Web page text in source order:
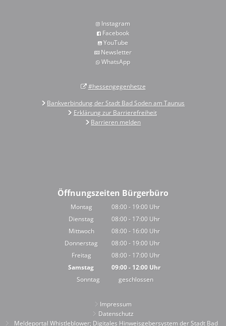
Instagram
Facebook
YouTube
Newsletter
WhatsApp
#hessengegenhetze
Bankverbindung der Stadt Bad Soden am Taunus
Erklärung zur Barrierefreiheit
Barrieren melden
Öffnungszeiten Bürgerbüro
Montag 08:00- 19:00 Uhr
Von 08:00 bis 19:00 Uhr
Dienstag 08:00- 17:00 Uhr
Von 08:00 bis 17:00 Uhr
Mittwoch 08:00- 16:00 Uhr
Von 08:00 bis 16:00 Uhr
Donnerstag 08:00- 19:00 Uhr
Von 08:00 bis 19:00 Uhr
Freitag 08:00- 17:00 Uhr
Von 08:00 bis 17:00 Uhr
Samstag 09:00- 12:00Uhr
Von 09:00 bis 12:00 Uhr
Sonntag geschlossen
Impressum
Datenschutz
Meldeportal Whistleblower; Digitales Hinweisgebersystem der Stadt Bad